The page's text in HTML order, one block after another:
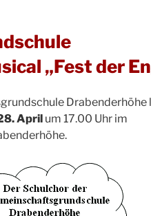
„Fest der
Drabenderhöhe
April um 17.00 Uhr im